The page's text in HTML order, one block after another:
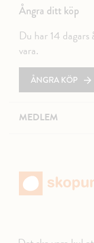
Ångra ditt köp
Du har 14
vara.
ÅNGRA KÖP
MEDLEM